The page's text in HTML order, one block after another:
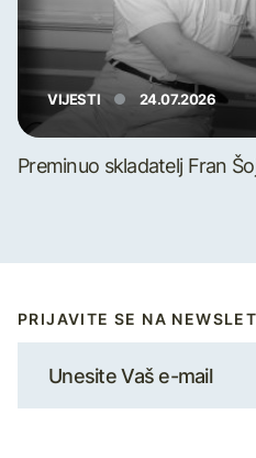
VIJESTI 24.07.2026
Preminuo skladatelj Fran
PRIJAVITE SE NA